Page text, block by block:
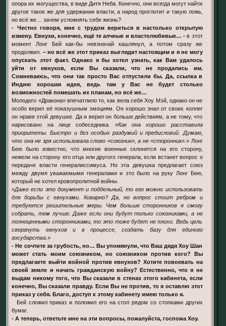
опора их могущества, в виде Дитя Неба. Конечно, они всегда могут найти
другое такое же для удержании власти, а народ проглотит и такую ложь,
но всё же… зачем усложнять себе жизнь?
- Честно говоря, мне с трудом вериться в настолько открытую
измену. Евнухи, конечно, ещё те алчные и властолюбивые… - в этот
момент Лонг Бей как-бы невзначай кашлянул, а потом сразу же
продолжил. – но всё же этот приказ выглядит настоящим и я не могу
опускать этот факт. Однако я бы хотел узнать, как Вам удалось
уйти от евнухов, если Вы сказали, что не продались им.
Сомневаюсь, что они так просто Вас отпустили бы. Да, ссылка в
Индию хорошая идея, ведь там у Вас не будет столько
возможностей помешать их планам, но всё же…
Молодого «Дракона» впечатлило то, как вела себя Хоу Мэй, однако он не
особо верил её показушным эмоциям. Он хорошо знал от своих коллег
он нраве этой девушке. Да и верил он больше действиям, а не тому, что
нарисовано на лице собеседника.«Как она хорошо расставила
приоритеты. Быстро и без особых раздумий и предисловий. Думаю,
что она не зря использовала слово «союзник», а не «сторонник».» Лонг
Бею было известно, что многие военные склонятся на его сторону,
нежели на сторону его отца или другого генерала, если встанет вопрос о
передаче власти генералиссимуса. Но эта девушка предлагает союз
между двумя уважаемыми генералами и это было на руку Лонг Бею,
который не хотел кровопролитной войны.
«Даже если это документ и поддельный, то его можно использовать
для борьбы с евнухами. Коварно? Да, но вопрос стоит ребром и
требуются решительные меры. Чем больше сторонников я смогу
собрать, тем лучше. Даже если они будут только союзниками, а не
полноценными сторонниками, то это тоже будет не плохо. Ведь цель
свергнуть евнухов и в процессе, создать базу для единого
государства.»
- Не сочтите за грубость, но… Вы упомянули, что Ваш дядя Хоу Шан
может стать моим союзником, но союзником против кого? Вы
предлагаете выйти войной против евнухов? Хотите повоевать на
своей земле и начать гражданскую войну? Естественно, что я не
выдам никому того, что Вы сказали в стенах этого кабинета, если
конечно, Вы сказали правду. Если Вы не против, то я оставлю этот
приказ у себя. Благо, доступ к этому кабинету имею только я.
Бей сложил приказ и положил его на стол рядом со стопками других
бумаг.
- А теперь, ответьте мне на эти вопросы, пожалуйста, госпожа Хоу.